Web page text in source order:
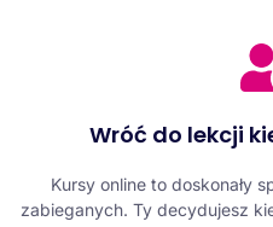
Wróć do lekcji
Kursy online to doskonały
zabieganych. Ty decydujesz